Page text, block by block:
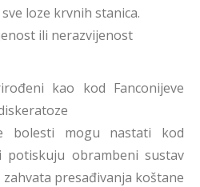
loze krvnih stanica.
ili nerazvijenost
kao kod Fanconijeve
bolesti mogu nastati kod
potiskuju obrambeni sustav
presađivanja koštane